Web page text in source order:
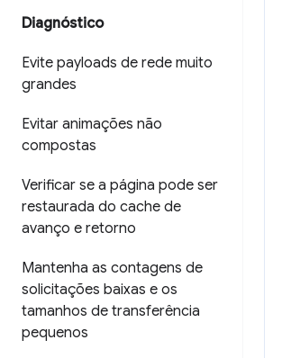
Diagnóstico
Evite payloads de rede muito
grandes
Evitar animações não
compostas
Verificar se a página pode ser
restaurada do cache de
avanço e retorno
Mantenha as contagens de
solicitações baixas e os
tamanhos de transferência
pequenos